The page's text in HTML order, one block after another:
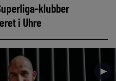
klubber
i Uhre
►